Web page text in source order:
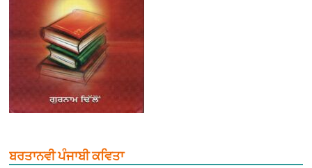
ਬਰਤਾਨਵੀ ਪੰਜਾਬੀ ਕਵਿਤਾ